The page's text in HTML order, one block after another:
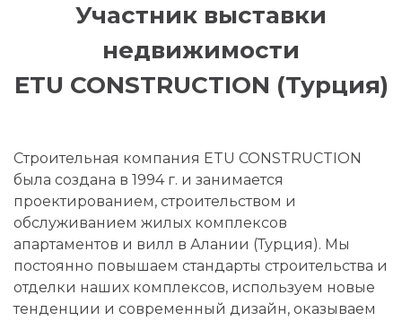
Участник выставки
недвижимости
ETU CONSTRUCTION (Турция)
Строительная компания ETU CONSTRUCTION
была создана в 1994 г. и занимается
проектированием, строительством и
обслуживанием жилых комплексов
апартаментов и вилл в Алании (Турция). Мы
постоянно повышаем стандарты строительства и
отделки наших комплексов, используем новые
тенденции и современный дизайн, оказываем